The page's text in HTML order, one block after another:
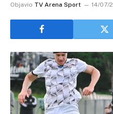
Objavio TV Arena Sport 14/07/